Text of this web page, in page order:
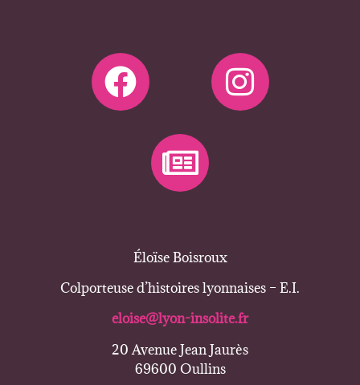
Éloïse Boisroux
Colporteuse d’histoires lyonnaises – E.I.
eloise@lyon-insolite.fr
20 Avenue Jean Jaurès
69600 Oullins